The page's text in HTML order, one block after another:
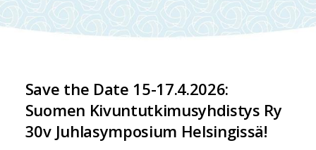
Save the Date 15-17.4.2026:
Suomen Kivuntutkimusyhdistys Ry
30v Juhlasymposium Helsingissä!